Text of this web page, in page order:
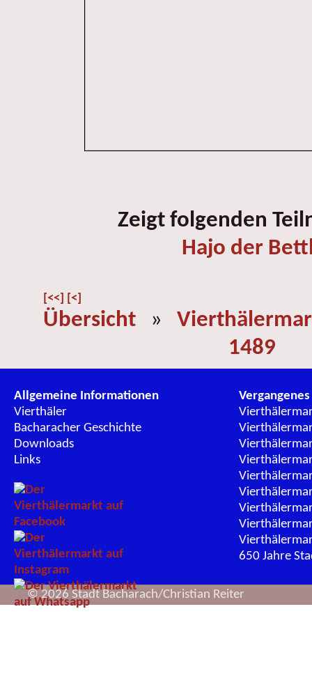
Zeigt folgenden
Hajo der
[<<] [<]
Übersicht »
1489
Allgemeine Informationen
Vierthäler
Bacharacher Geschichte
Downloads
Links
Vergangenes
650 Jahre
© 2026 Stadt Bacharach/Christian Reiter